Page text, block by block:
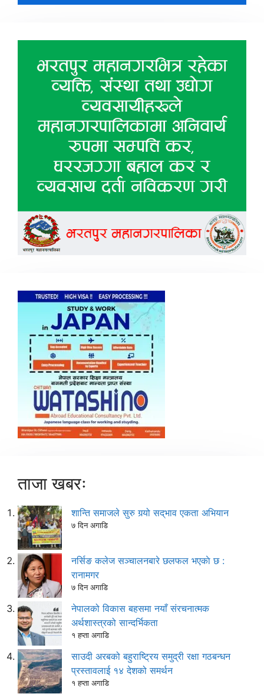
ताजा खबरः
शान्ति समाजले सुरु गर्‍यो सद्‌भाव एकता अभियान
७ दिन अगाडि
नर्सिङ कलेज सञ्चालनबारे छलफल भएकाे छ :
रानामगर
७ दिन अगाडि
नेपालको विकास बहसमा नयाँ संरचनात्मक
अर्थशास्त्रको सान्दर्भिकता
१ हप्ता अगाडि
साउदी अरबको बहुराष्ट्रिय समुद्री रक्षा गठबन्धन
प्रस्तावलाई १४ देशको समर्थन
१ हप्ता अगाडि